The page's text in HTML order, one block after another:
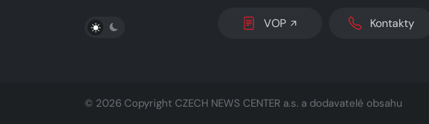
PŘEPNOUT SVĚTLÝ/TMAVÝ REŽIM VOP Kontakty
© 2026 Copyright CZECH NEWS CENTER a.s. a dodavatelé obsahu